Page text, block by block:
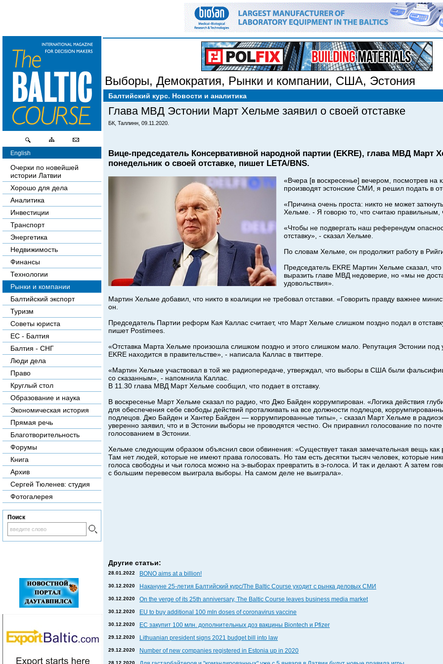
Выборы, Демократия, Рынки и компании, США, Эстония
Балтийский курс. Новости и аналитика
Глава МВД Эстонии Март Хельме заявил о своей отставке
БК, Таллинн, 09.11.2020.
Вице-председатель Консервативной народной партии (EKRE), глава МВД Март
понедельник о своей отставке, пишет LETA/BNS.
«Вчера [в воскресенье] вечером, посмотрев на
производят эстонские СМИ, я решил подать в
«Причина очень проста: никто не может
Хельме. - Я говорю то, что считаю
«Чтобы не подвергать наш референдум
отставку», - сказал Хельме.
По словам Хельме, он продолжит работу в
Председатель EKRE Мартин Хельме сказал,
выразить главе МВД недоверие, но «мы не
удовольствия».
Мартин Хельме добавил, что никто в коалиции не требовал отставки. «Говорить правду важнее
он.
Председатель Партии реформ Кая Каллас считает, что Март Хельме слишком поздно подал в
пишет Postimees.
«Отставка Марта Хельме произошла слишком поздно и этого слишком мало. Репутация Эстонии под
EKRE находится в правительстве», - написала Каллас в твиттере.
«Мартин Хельме участвовал в той же радиопередаче, утверждал, что выборы в США были
со сказанным», - напомнила Каллас.
В 11.30 глава МВД Март Хельме сообщил, что подает в отставку.
В воскресенье Март Хельме сказал по радио, что Джо Байден коррумпирован. «Логика действия
для обеспечения себе свободы действий проталкивать на все должности подлецов,
подлецов. Джо Байден и Хантер Байден — коррумпированные типы», - сказал Март Хельме в
уверенно заявил, что и в Эстонии выборы не проводятся честно. Он приравнил голосование по
голосованием в Эстонии.
Хельме следующим образом объяснил свои обвинения: «Существует такая замечательная вещь как
Там нет людей, которые не имеют права голосовать. Но там есть десятки тысяч человек, которые
голоса свободны и чьи голоса можно на э-выборах превратить в э-голоса. И так и делают. А затем
с большим перевесом выиграла выборы. На самом деле не выиграла».
Другие статьи:
28.01.2022 BONO aims at a billion!
30.12.2020 Накануне 25-летия Балтийский курс/The Baltic Course уходит с рынка деловых СМИ
30.12.2020 On the verge of its 25th anniversary, The Baltic Course leaves business media market
30.12.2020 EU to buy additional 100 mln doses of coronavirus vaccine
30.12.2020 ЕС закупит 100 млн. дополнительных доз вакцины Biontech и Pfizer
29.12.2020 Lithuanian president signs 2021 budget bill into law
29.12.2020 Number of new companies registered in Estonia up in 2020
28.12.2020
English
Очерки по новейшей
истории Латвии
Хорошо для дела
Аналитика
Инвестиции
Транспорт
Энергетика
Недвижимость
Финансы
Технологии
Рынки и компании
Балтийский экспорт
Туризм
Советы юриста
ЕС - Балтия
Балтия - СНГ
Люди дела
Право
Круглый стол
Образование и наука
Экономическая история
Прямая речь
Благотворительность
Форумы
Книга
Архив
Сергей Тюленев: студия
Фотогалерея
Поиск